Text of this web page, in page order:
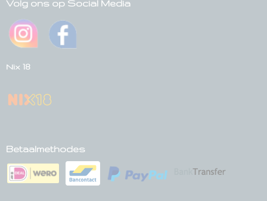
Volg ons op Social Media
Nix 18
Betaalmethodes